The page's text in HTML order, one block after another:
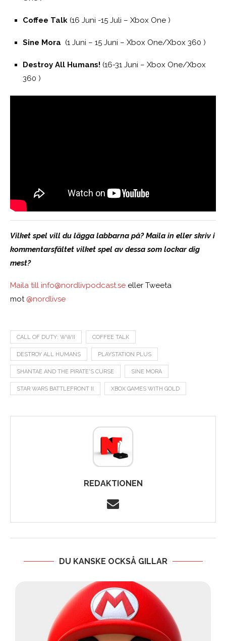
Coffee Talk (16 Juni -15 Juli – Xbox One )
Sine Mora (1 Juni – 15 Juni – Xbox One/Xbox 360 )
Destroy All Humans! (16-31 Juni – Xbox One/Xbox
360 )
Vilket spel vill du lägga labbarna på? Maila in eller skriv i
kommentarsfältet vilket spel av dessa som lockar dig
mest?
Maila till info@nordlivpodcast.se eller Tweeta
mot @nordlivse
CALL OF DUTY: WWII COFFEE TALK
DESTROY ALL HUMANS PLAYSTATION PLUS
SHANTAE AND THE PIRATE'S CURSE SINE MORA
STAR WARS BATTLEFRONT II XBOX GAMES WITH GOLD
REDAKTIONEN
DU KANSKE OCKSÅ GILLAR